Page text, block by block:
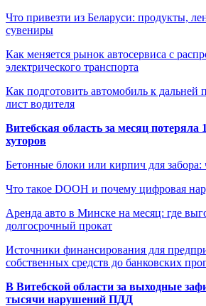
Что привезти из Беларуси: продукты,
сувениры
Как меняется рынок автосервиса с
электрического транспорта
Как подготовить автомобиль к дальней
лист водителя
Витебская область за месяц потеряла
хуторов
Бетонные блоки или кирпич для забора:
Что такое DOOH и почему цифровая
Аренда авто в Минске на месяц: где
долгосрочный прокат
Источники финансирования для
собственных средств до банковских
В Витебской области за выходные
тысячи нарушений ПДД